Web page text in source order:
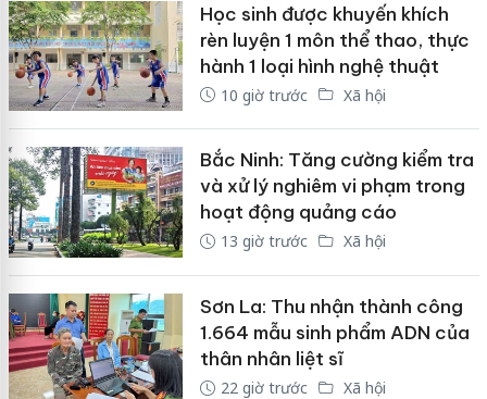
Học sinh được khuyến khích
rèn luyện 1 môn thể thao, thực
hành 1 loại hình nghệ thuật
10 giờ trước Xã hội
Bắc Ninh: Tăng cường kiểm tra
và xử lý nghiêm vi phạm trong
hoạt động quảng cáo
13 giờ trước Xã hội
Sơn La: Thu nhận thành công
1.664 mẫu sinh phẩm ADN của
thân nhân liệt sĩ
22 giờ trước Xã hội